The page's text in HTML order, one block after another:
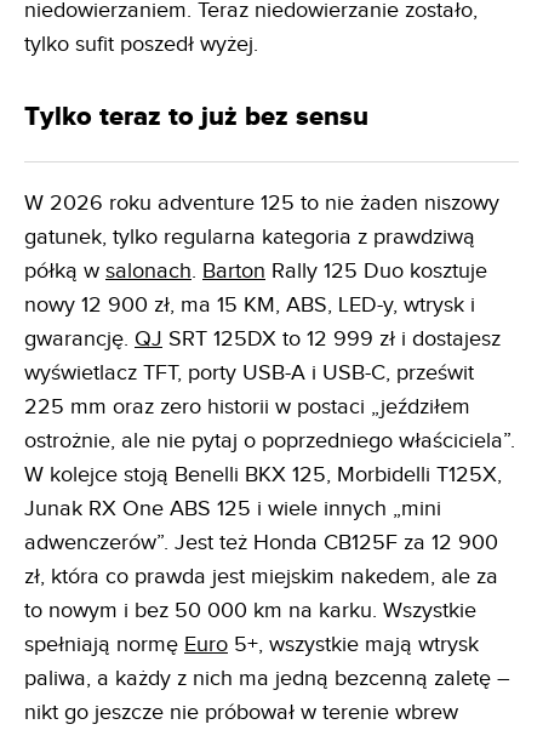
niedowierzaniem. Teraz niedowierzanie zostało,
tylko sufit poszedł wyżej.
Tylko teraz to już bez sensu
W 2026 roku adventure 125 to nie żaden niszowy
gatunek, tylko regularna kategoria z prawdziwą
półką w salonach. Barton Rally 125 Duo kosztuje
nowy 12 900 zł, ma 15 KM, ABS, LED-y, wtrysk i
gwarancję. QJ SRT 125DX to 12 999 zł i dostajesz
wyświetlacz TFT, porty USB-A i USB-C, prześwit
225 mm oraz zero historii w postaci „jeździłem
ostrożnie, ale nie pytaj o poprzedniego właściciela”.
W kolejce stoją Benelli BKX 125, Morbidelli T125X,
Junak RX One ABS 125 i wiele innych „mini
adwenczerów”. Jest też Honda CB125F za 12 900
zł, która co prawda jest miejskim nakedem, ale za
to nowym i bez 50 000 km na karku. Wszystkie
spełniają normę Euro 5+, wszystkie mają wtrysk
paliwa, a każdy z nich ma jedną bezcenną zaletę –
nikt go jeszcze nie próbował w terenie wbrew